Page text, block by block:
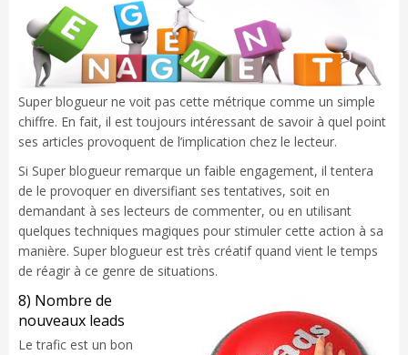
Super blogueur ne voit pas cette métrique comme un simple
chiffre. En fait, il est toujours intéressant de savoir à quel point
ses articles provoquent de l’implication chez le lecteur.
Si Super blogueur remarque un faible engagement, il tentera
de le provoquer en diversifiant ses tentatives, soit en
demandant à ses lecteurs de commenter, ou en utilisant
quelques techniques magiques pour stimuler cette action à sa
manière. Super blogueur est très créatif quand vient le temps
de réagir à ce genre de situations.
8) Nombre de
nouveaux leads
Le trafic est un bon